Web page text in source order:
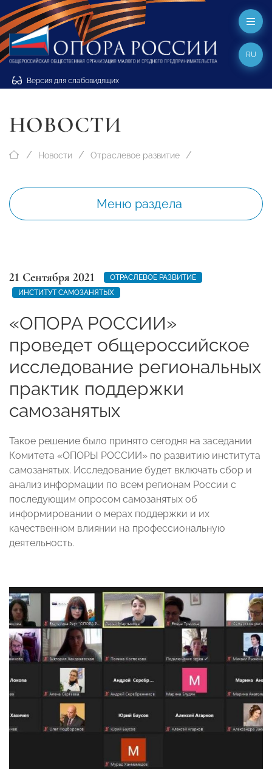
Версия для слабовидящих
RU
НОВОСТИ
Новости Отраслевое развитие
Меню раздела
21 Сентября 2021
ОТРАСЛЕВОЕ РАЗВИТИЕ
ИНСТИТУТ САМОЗАНЯТЫХ
«ОПОРА РОССИИ»
проведет общероссийское
исследование региональных
практик поддержки
самозанятых
Такое решение было принято сегодня на заседании
Комитета «ОПОРЫ РОССИИ» по развитию института
самозанятых. Исследование будет включать сбор и
анализ информации по всем регионам России с
последующим опросом самозанятых об
информировании о мерах поддержки и их
качественном влиянии на профессиональную
деятельность.